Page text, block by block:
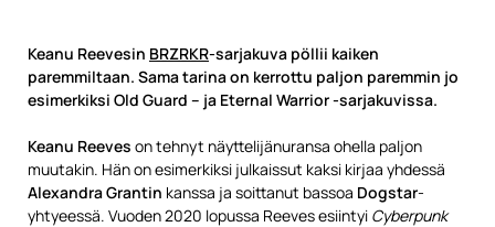
Keanu Reevesin BRZRKR-sarjakuva pöllii kaiken
paremmiltaan. Sama tarina on kerrottu paljon paremmin jo
esimerkiksi Old Guard – ja Eternal Warrior -sarjakuvissa.
Keanu Reeves on tehnyt näyttelijänuransa ohella paljon
muutakin. Hän on esimerkiksi julkaissut kaksi kirjaa yhdessä
Alexandra Grantin kanssa ja soittanut bassoa Dogstar-
yhtyeessä. Vuoden 2020 lopussa Reeves esiintyi Cyberpunk